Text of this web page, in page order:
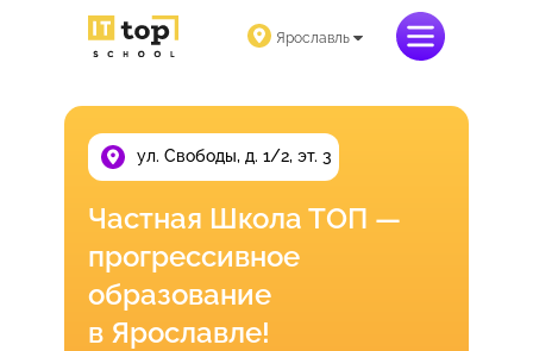
Ярославль
Частная Школа ТОП —
прогрессивное
образование
в Ярославле!
ул. Свободы, д. 1/2, эт. 3